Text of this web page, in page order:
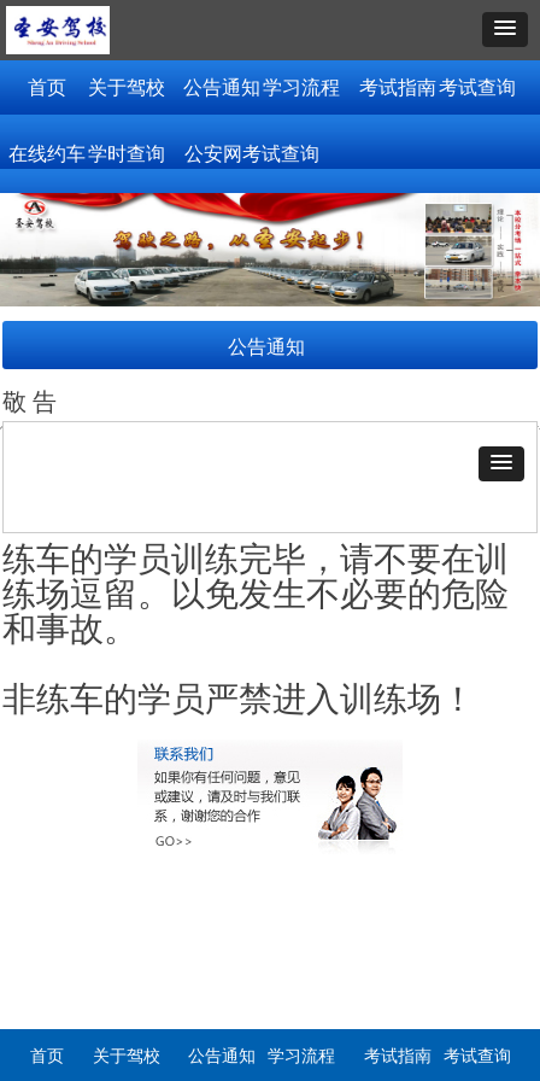
首页 关于驾校 公告通知学习流程 考试指南考试查询
在线约车学时查询 公安网考试查询
敬 告
练车的学员训练完毕，请不要在训
练场逗留。以免发生不必要的危险
和事故。
非练车的学员严禁进入训练场！
公告通知
首页 关于驾校 公告通知 学习流程 考试指南 考试查询